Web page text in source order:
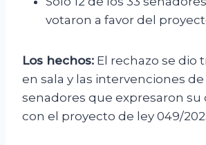
votaron a favor del
Los hechos: El rechazo se dio
en sala y las intervenciones de
senadores que expresaron su
con el proyecto de ley 049/